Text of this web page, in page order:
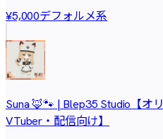
¥5,000デフォルメ系
Suna 🦊🐾 | Blep35 Studio【オ
VTuber・配信向け】